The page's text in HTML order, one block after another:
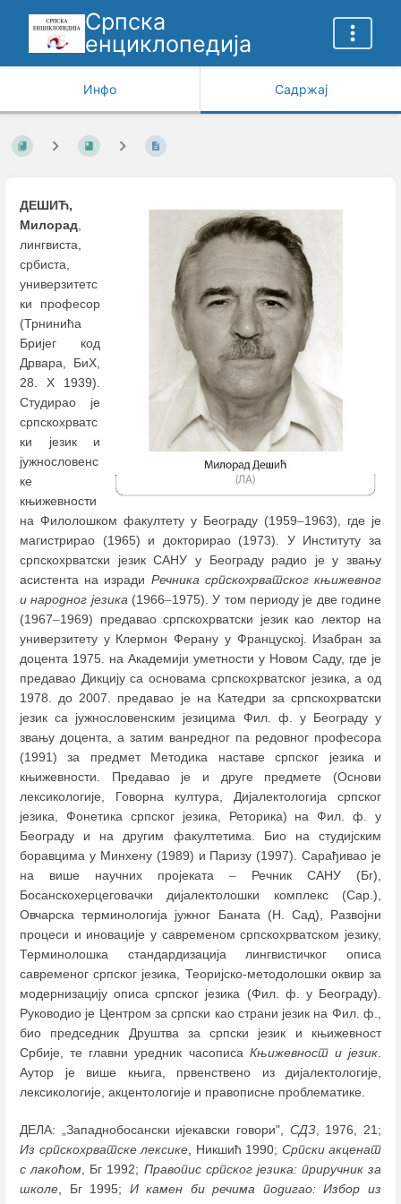
Српска
енциклопедија
Инфо Садржај
ДЕШИЋ,
Милорад,
лингвиста,
србиста,
универзитетс
ки професор
(Трнинића
Бријег код
Дрвара, БиХ,
28. X 1939).
Студирао је
српскохрватс
ки језик и
јужнословенс
ке
књижевности
на Филолошком факултету у Београду (1959–1963), где је
магистрирао (1965) и докторирао (1973). У Институту за
српскохрватски језик САНУ у Београду радио је у звању
асистента на изради Речника српскохрватског књижевног
и народног језика(1966–1975). У том периоду је две године
(1967–1969) предавао српскохрватски језик као лектор на
универзитету у Клермон Ферану у Француској. Изабран за
доцента 1975. на Академији уметности у Новом Саду, где је
предавао Дикцију са основама српскохрватског језика, а од
1978. до 2007. предавао је на Катедри за српскохрватски
језик са јужнословенским језицима Фил. ф. у Београду у
звању доцента, а затим ванредног па редовног професора
(1991) за предмет Методика наставе српског језика и
књижевности. Предавао је и друге предмете (Основи
лексикологије, Говорна култура, Дијалектологија српског
језика, Фонетика српског језика, Реторика) на Фил. ф. у
Београду и на другим факултетима. Био на студијским
боравцима у Минхену (1989) и Паризу (1997). Сарађивао је
на више научних пројеката – Речник САНУ (Бг),
Босанскохерцеговачки дијалектолошки комплекс (Сар.),
Овчарска терминологија јужног Баната (Н. Сад), Развојни
процеси и иновације у савременом српскохрватском језику,
Терминолошка стандардизација лингвистичког описа
савременог српског језика, Теоријско-методолошки оквир за
модернизацију описа српског језика (Фил. ф. у Београду).
Руководио је Центром за српски као страни језик на Фил. ф.,
био председник Друштва за српски језик и књижевност
Србије, те главни уредник часописа Књижевност и језик.
Аутор је више књига, првенствено из дијалектологије,
лексикологије, акцентологије и правописне проблематике.
ДЕЛА: „Западнобосански ијекавски говори", СДЗ, 1976, 21;
Из српскохрватске лексике , Никшић 1990; Српски акценат
с лакоћом , Бг 1992; Правопис српског језика: приручник за
школе , Бг 1995; И камен би речима подигао: Избор из